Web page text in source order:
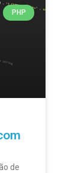
PHP
de